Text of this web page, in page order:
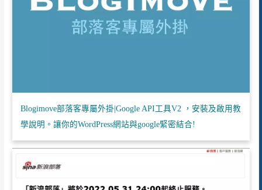
Blogimove部落客專屬外掛|Google API工具V2 ，安裝及啟用教
學說明。讓你的WordPress網站與google緊密結合!